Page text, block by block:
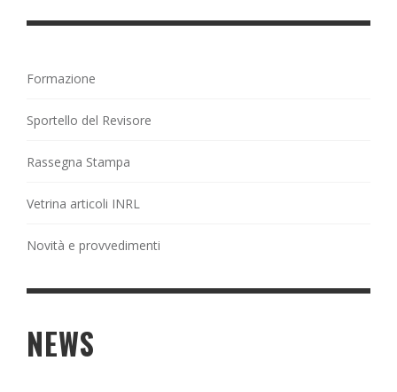
Formazione
Sportello del Revisore
Rassegna Stampa
Vetrina articoli INRL
Novità e provvedimenti
NEWS